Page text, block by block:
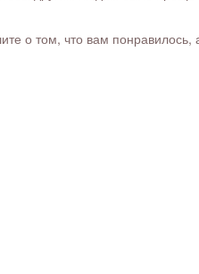
о том, что вам